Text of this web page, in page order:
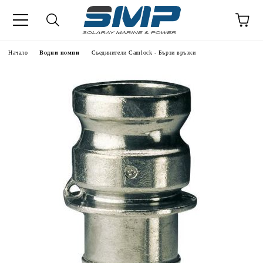
Начало Водни помпи Съединители Camlock - Бързи връзки